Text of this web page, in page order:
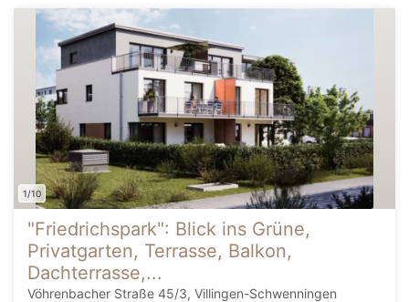
1/10
"Friedrichspark": Blick ins Grüne,
Privatgarten, Terrasse, Balkon,
Dachterrasse,...
Vöhrenbacher Straße 45/3, Villingen-Schwenningen